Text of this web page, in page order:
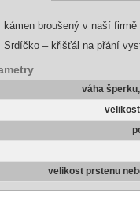
kámen broušený v naší firmě
Srdíčko – křišťál na přání
váha
velikost prstenu